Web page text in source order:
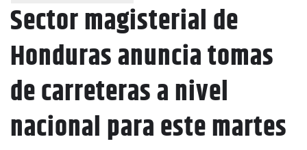
Sector magisterial de
Honduras anuncia tomas
de carreteras a nivel
nacional para este martes